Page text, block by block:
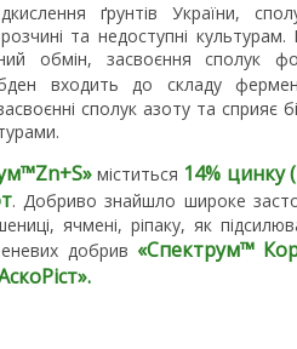
ґрунтів України,
та недоступні
обмін, засвоєння сполук
входить до складу
сполук азоту та сприяє
™Zn+S»міститься 14% цинку
. Добриво знайшло широке
ячмені, ріпаку, як
добрив «Спектрум™